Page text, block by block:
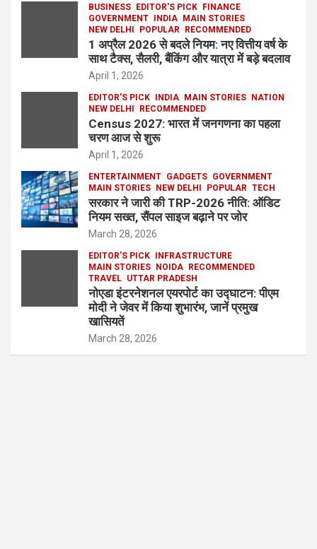
BUSINESS EDITOR'S PICK
FINANCE
GOVERNMENT
INDIA
MAIN STORIES
NEW DELHI
POPULAR RECOMMENDED
1 अप्रैल 2026 से बदले नियम: नए वित्तीय वर्ष के
साथ टैक्स, सैलरी, बैंकिंग और यात्रा में बड़े बदलाव
April 1, 2026
EDITOR'S PICK INDIA MAIN STORIES
NATION
NEW DELHI
RECOMMENDED
Census 2027: भारत में जनगणना का पहला
चरण आज से शुरू
April 1, 2026
ENTERTAINMENT GADGETS GOVERNMENT
MAIN STORIES
NEW DELHI POPULAR TECH
सरकार ने जारी की TRP-2026 नीति: ऑडिट
नियम सख्त, सैंपल साइज बढ़ाने पर जोर
March 28, 2026
EDITOR'S PICK
INFRASTRUCTURE
MAIN STORIES
NOIDA
RECOMMENDED
TRAVEL UTTAR PRADESH
नोएडा इंटरनेशनल एयरपोर्ट का उद्घाटन: पीएम
मोदी ने जेवर में किया शुभारंभ, जानें प्रमुख
खासियतें
March 28, 2026